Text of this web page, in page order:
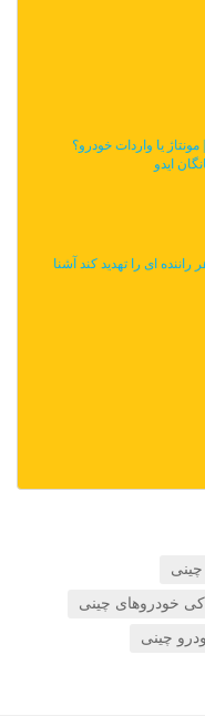
یا واردات خودرو؟
ایدو
راننده ای را تهدید کند آشنا
خودروهای چینی
چینی